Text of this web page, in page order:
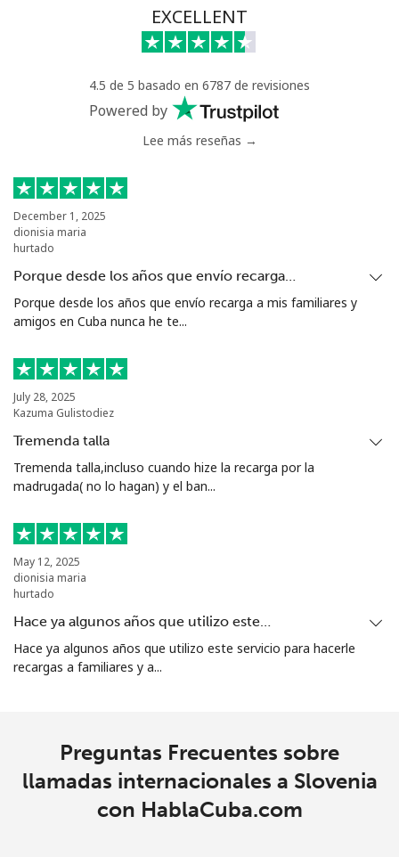
EXCELLENT
4.5 de 5 basado en 6787 de revisiones
Powered by
Lee más reseñas →
December 1, 2025
dionisia maria
hurtado
Porque desde los años que envío recarga…
Porque desde los años que envío recarga a mis familiares y
amigos en Cuba nunca he te...
July 28, 2025
Kazuma Gulistodiez
Tremenda talla
Tremenda talla,incluso cuando hize la recarga por la
madrugada( no lo hagan) y el ban...
May 12, 2025
dionisia maria
hurtado
Hace ya algunos años que utilizo este…
Hace ya algunos años que utilizo este servicio para hacerle
recargas a familiares y a...
Preguntas Frecuentes sobre
llamadas internacionales a Slovenia
con HablaCuba.com